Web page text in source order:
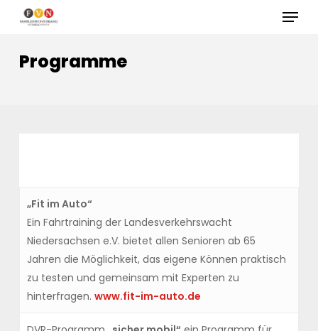
Skip
content
Menu
Programme
„Fit im Auto“
Ein Fahrtraining der Landesverkehrswacht
Niedersachsen e.V. bietet allen Senioren ab 65
Jahren die Möglichkeit, das eigene Können praktisch
zu testen und gemeinsam mit Experten zu
hinterfragen. www.fit-im-auto.de